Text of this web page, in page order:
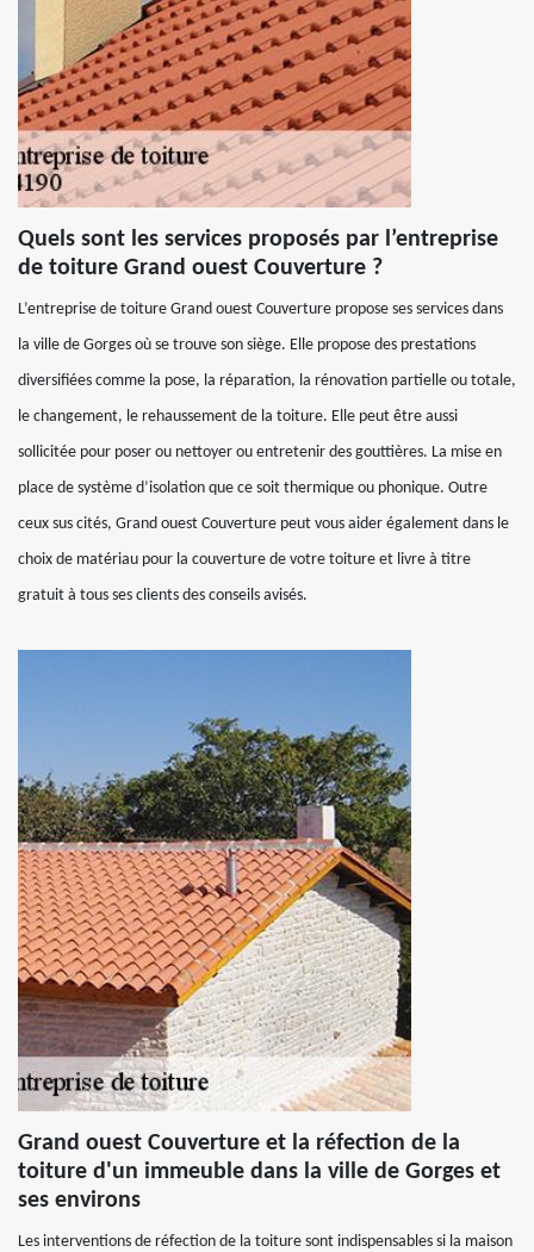
Quels sont les services proposés par l’entreprise
de toiture Grand ouest Couverture ?
L’entreprise de toiture Grand ouest Couverture propose ses services dans
la ville de Gorges où se trouve son siège. Elle propose des prestations
diversifiées comme la pose, la réparation, la rénovation partielle ou totale,
le changement, le rehaussement de la toiture. Elle peut être aussi
sollicitée pour poser ou nettoyer ou entretenir des gouttières. La mise en
place de système d’isolation que ce soit thermique ou phonique. Outre
ceux sus cités, Grand ouest Couverture peut vous aider également dans le
choix de matériau pour la couverture de votre toiture et livre à titre
gratuit à tous ses clients des conseils avisés.
Grand ouest Couverture et la réfection de la
toiture d'un immeuble dans la ville de Gorges et
ses environs
Les interventions de réfection de la toiture sont indispensables si la maison